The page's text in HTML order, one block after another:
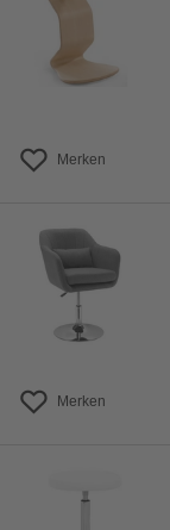
Merken
Merken